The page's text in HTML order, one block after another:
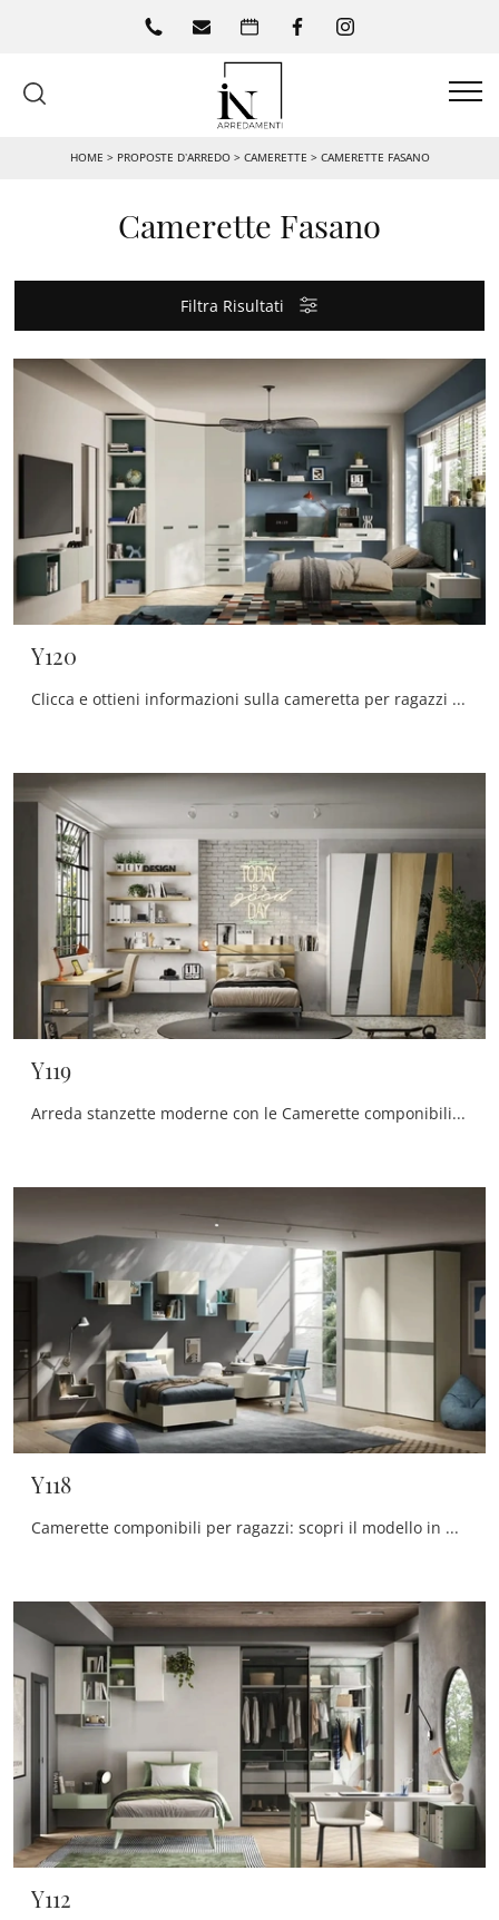
HOME > PROPOSTE D’ARREDO> CAMERETTE > CAMERETTE FASANO
Camerette Fasano
Filtra Risultati
Y120
Clicca e ottieni informazioni sulla cameretta per ragazzi Y120! Le Camerette componibili Moretti Compact Camerette ti attendono.
Y119
Arreda stanzette moderne con le Camerette componibili Moretti Compact Camerette! Il modello Y119 in melaminico è per ragazzi.
Y118
Camerette componibili per ragazzi: scopri il modello in melaminico Y118 di Moretti Compact Camerette per stanzette moderne.
Y112